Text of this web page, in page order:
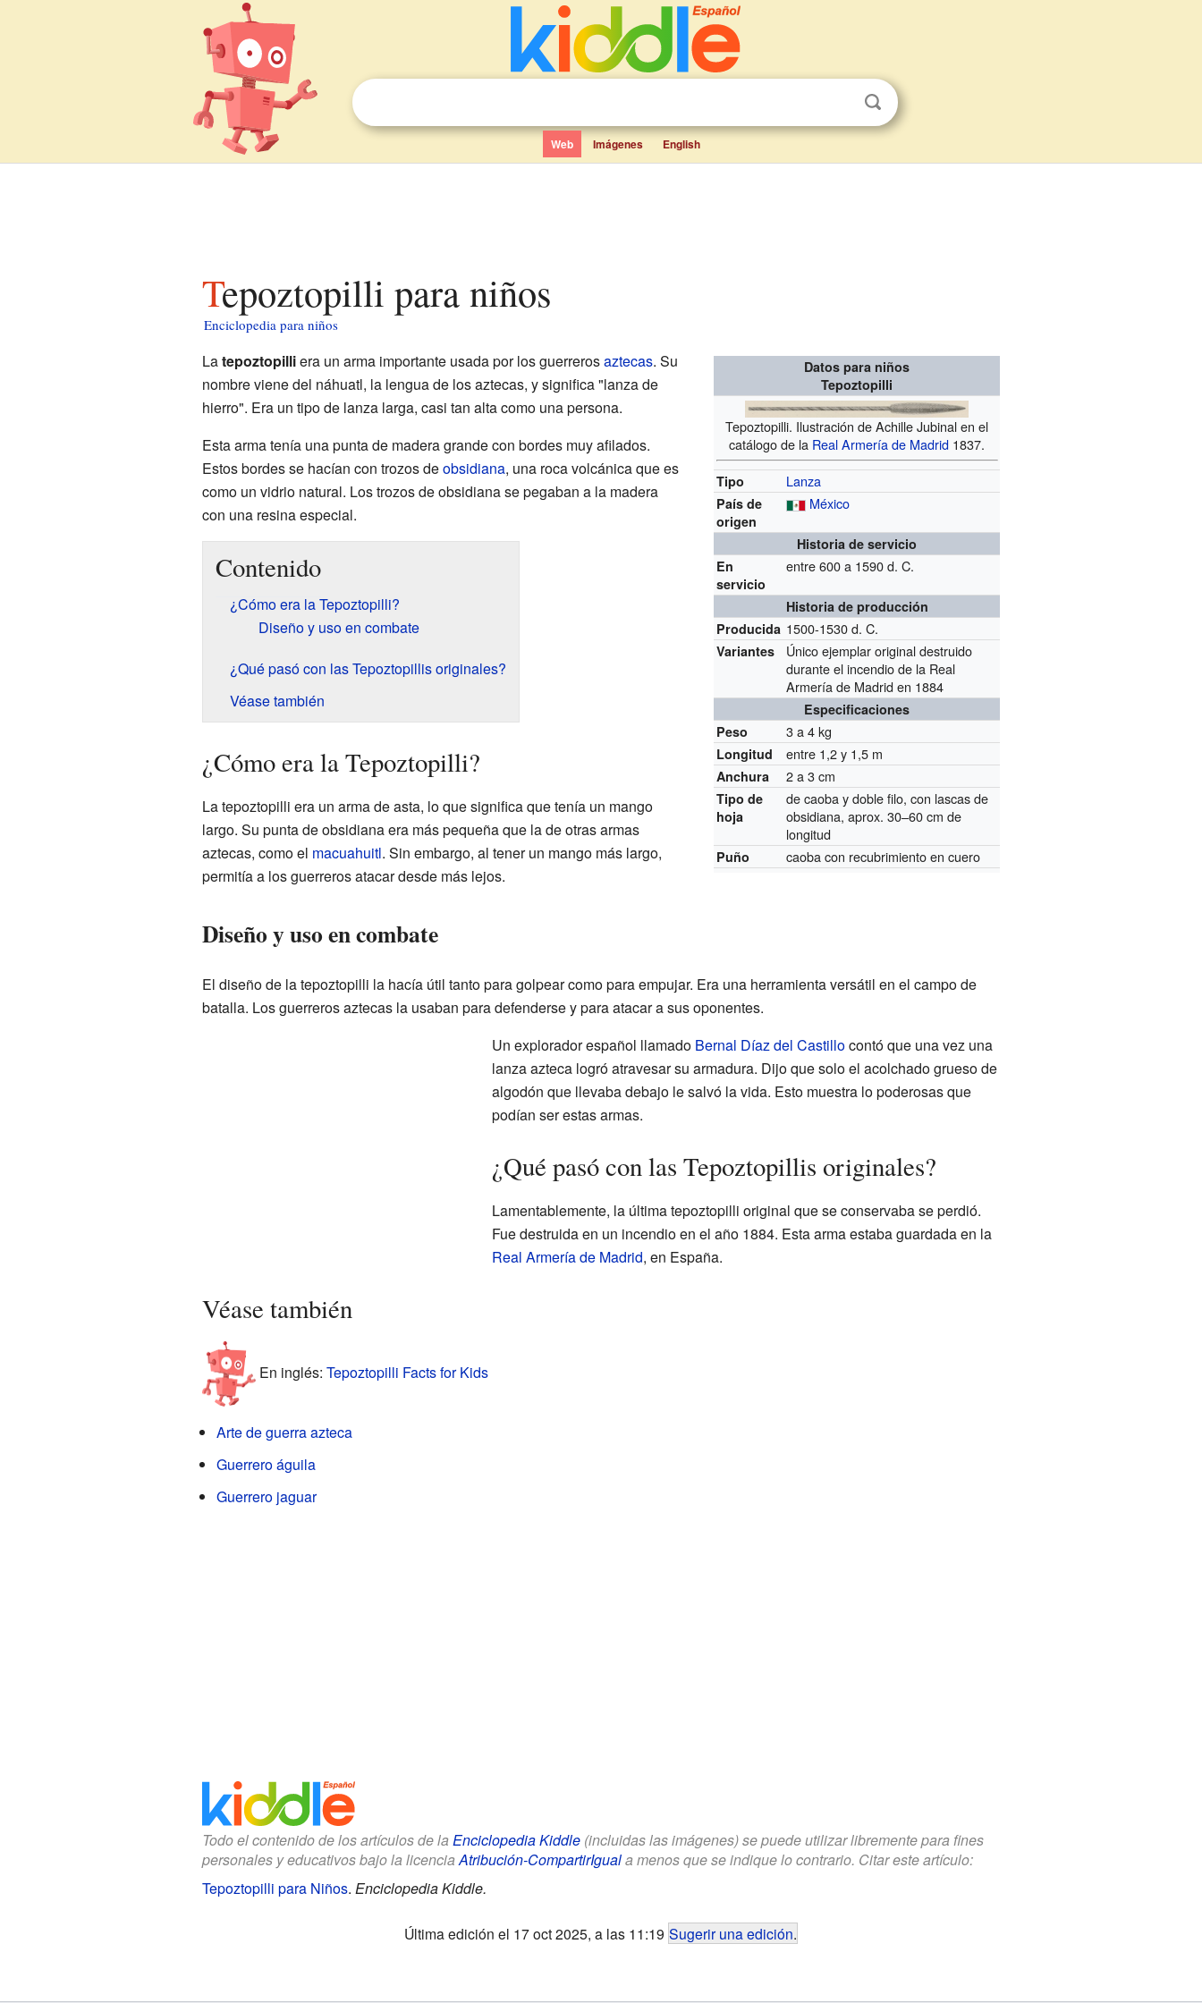
Web Imágenes English
Tepoztopilli para niños
Enciclopedia para niños
Datos para niños
Tepoztopilli
Tepoztopilli. Ilustración de Achille Jubinal en el
catálogo de la Real Armería de Madrid 1837.
Tipo Lanza
País de
origen
México
Historia de servicio
En
servicio
entre 600 a 1590 d. C.
Historia de producción
Producida 1500-1530 d. C.
Variantes
Único ejemplar original destruido
durante el incendio de la Real
Armería de Madrid en 1884
Especificaciones
Peso
3 a 4 kg
Longitud entre 1,2 y 1,5 m
Anchura 2 a 3 cm
Tipo de
hoja
de caoba y doble filo, con lascas de
obsidiana, aprox. 30–60 cm de
longitud
Puño caoba con recubrimiento en cuero
Latepoztopilliera un arma importante usada por los guerrerosaztecas. Su
nombre viene del náhuatl, la lengua de los aztecas, y significa "lanza de
hierro". Era un tipo de lanza larga, casi tan alta como una persona.
Esta arma tenía una punta de madera grande con bordes muy afilados.
Estos bordes se hacían con trozos deobsidiana, una roca volcánica que es
como un vidrio natural. Los trozos de obsidiana se pegaban a la madera
con una resina especial.
Contenido
¿Cómo era la Tepoztopilli?
Diseño y uso en combate
¿Qué pasó con las Tepoztopillis originales?
Véase también
¿Cómo era la Tepoztopilli?
La tepoztopilli era un arma de asta, lo que significa que tenía un mango
largo. Su punta de obsidiana era más pequeña que la de otras armas
aztecas, como el macuahuitl. Sin embargo, al tener un mango más largo,
permitía a los guerreros atacar desde más lejos.
Diseño y uso en combate
El diseño de la tepoztopilli la hacía útil tanto para golpear como para empujar. Era una herramienta versátil en el campo de
batalla. Los guerreros aztecas la usaban para defenderse y para atacar a sus oponentes.
Un explorador español llamado Bernal Díaz del Castillocontó que una vez una
lanza azteca logró atravesar su armadura. Dijo que solo el acolchado grueso de
algodón que llevaba debajo le salvó la vida. Esto muestra lo poderosas que
podían ser estas armas.
¿Qué pasó con las Tepoztopillis originales?
Lamentablemente, la última tepoztopilli original que se conservaba se perdió.
Fue destruida en un incendio en el año 1884. Esta arma estaba guardada en la
Real Armería de Madrid, en España.
Véase también
En inglés: Tepoztopilli Facts for Kids
Arte de guerra azteca
Guerrero águila
Guerrero jaguar
Todo el contenido de los artículos de la Enciclopedia Kiddle(incluidas las imágenes) se puede utilizar libremente para fines
personales y educativos bajo la licenciaAtribución-CompartirIguala menos que se indique lo contrario. Citar este artículo:
Tepoztopilli para Niños. Enciclopedia Kiddle.
Última edición el 17 oct 2025, a las 11:19 Sugerir una edición.